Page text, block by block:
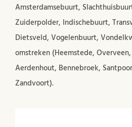
Amsterdamsebuurt,
Zuiderpolder, Indischebuurt,
Dietsveld, Vogelenbuurt,
omstreken (Heemstede,
Aerdenhout, Bennebroek,
Zandvoort).